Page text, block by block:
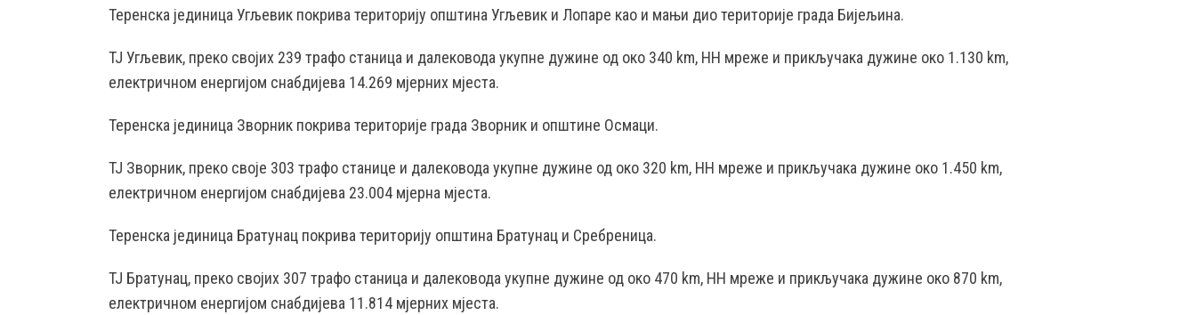
Теренска јединица Угљевик покрива територију општина Угљевик и Лопаре као и мањи дио територије градa Бијељина.
ТЈ Угљевик, преко својих 239 трафо станица и далековода укупне дужине од око 340 km, НН мреже и прикључака дужине око 1.130 km,
електричном енергијом снабдијева 14.269 мјерних мјеста.
Теренска јединица Зворник покрива територије града Зворник и општине Осмаци.
ТЈ Зворник, преко своје 303 трафо станице и далековода укупне дужине од око 320 km, НН мреже и прикључака дужине око 1.450 km,
електричном енергијом снабдијева 23.004 мјерна мјеста.
Теренска јединица Братунац покрива територију општина Братунац и Сребреница.
ТЈ Братунац, преко својих 307 трафо станица и далековода укупне дужине од око 470 km, НН мреже и прикључака дужине око 870 km,
електричном енергијом снабдијева 11.814 мјерних мјеста.